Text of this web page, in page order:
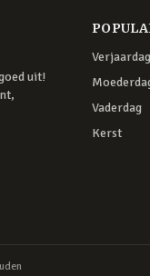
uit!
Verjaardag
Vaderdag
Kerst